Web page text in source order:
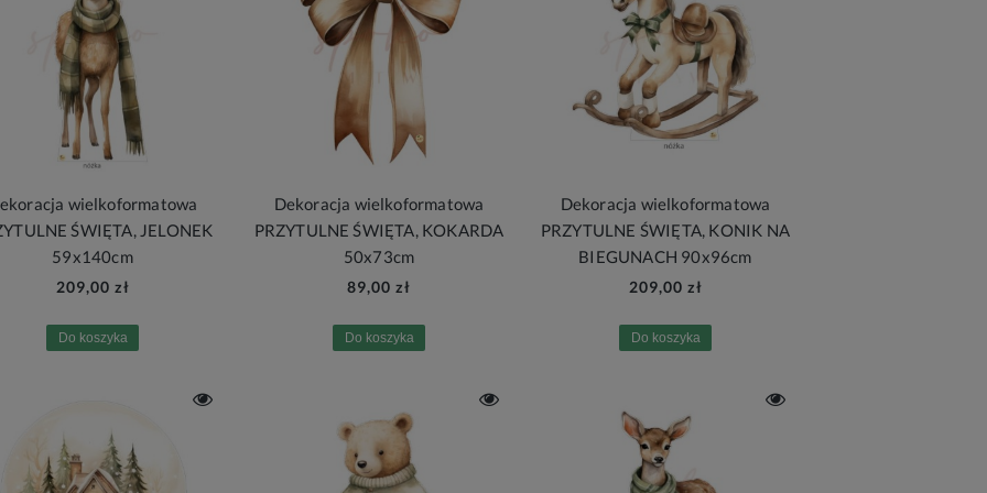
wielkoformatowa
ŚWIĘTA, JELONEK
59x140cm
209,00 zł
Do koszyka
Dekoracja wielkoformatowa
PRZYTULNE ŚWIĘTA, KOKARDA
50x73cm
89,00 zł
Do koszyka
Dekoracja wielkoformatowa
PRZYTULNE ŚWIĘTA, KONIK NA
BIEGUNACH 90x96cm
209,00 zł
Do koszyka